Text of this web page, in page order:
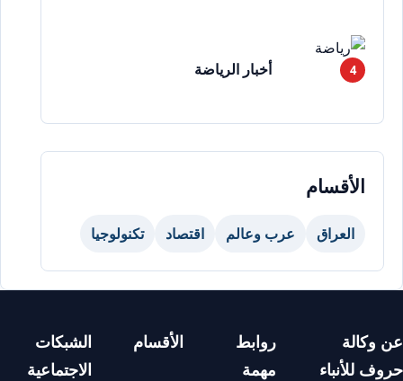
أخبار الرياضة
الأقسام
العراق عرب وعالم اقتصاد تكنولوجيا
عن وكالة
حروف للأنباء
روابط
مهمة
الأقسام
الشبكات
الاجتماعية